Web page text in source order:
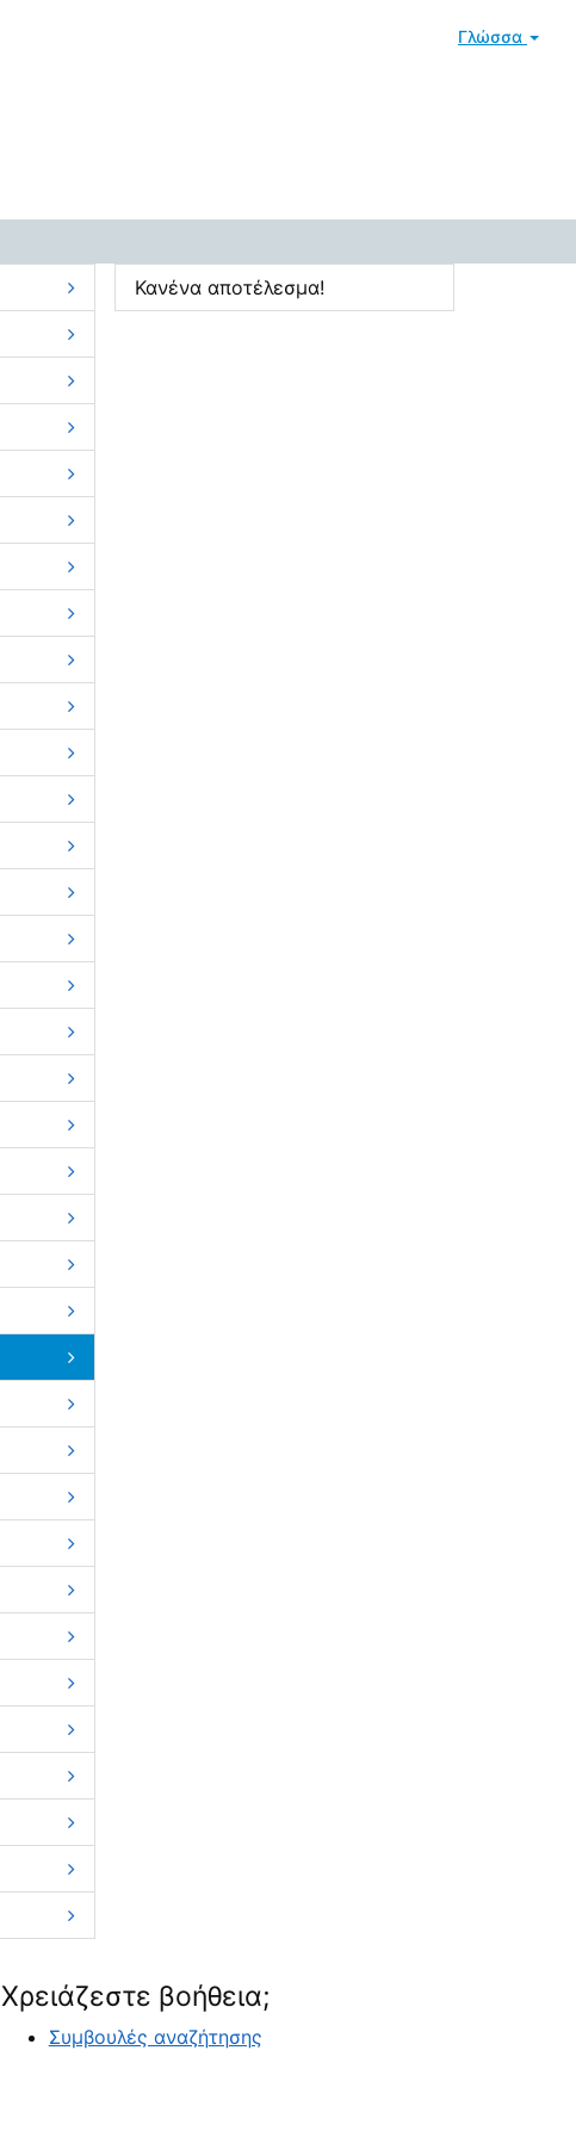
Γλώσσα
Κανένα αποτέλεσμα!
Χρειάζεστε βοήθεια;
Συμβουλές αναζήτησης